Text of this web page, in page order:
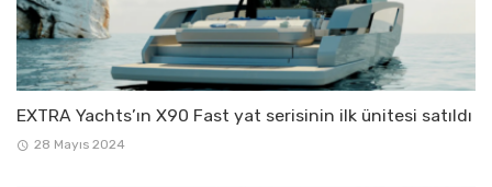
EXTRA Yachts’ın X90 Fast yat serisinin ilk ünitesi satıldı
28 Mayıs 2024